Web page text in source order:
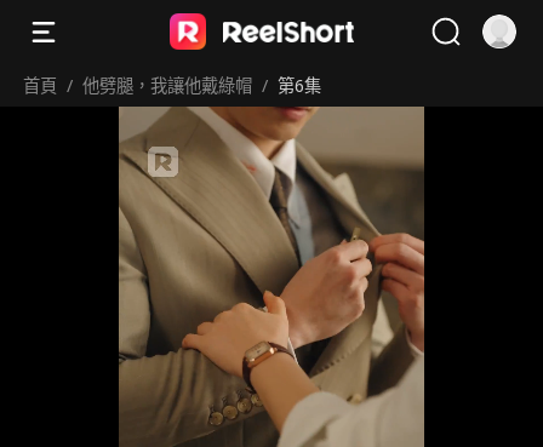
首頁 / 他劈腿，我讓他戴綠帽 / 第6集